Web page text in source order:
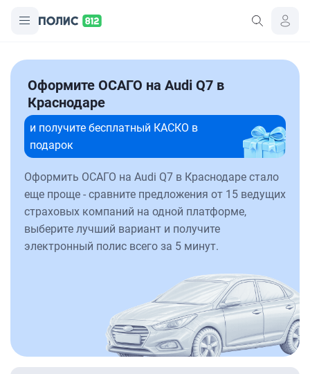
Оформите ОСАГО на Audi Q7 в
Краснодаре
и получите бесплатный КАСКО в
подарок
Оформить ОСАГО на Audi Q7 в Краснодаре стало
еще проще - сравните предложения от 15 ведущих
страховых компаний на одной платформе,
выберите лучший вариант и получите
электронный полис всего за 5 минут.